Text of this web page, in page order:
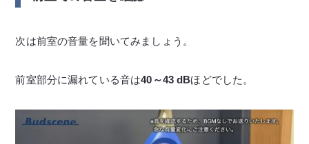
次は前室の音量を聞いてみましょう。
前室部分に漏れている音は40～43 dBほどでした。